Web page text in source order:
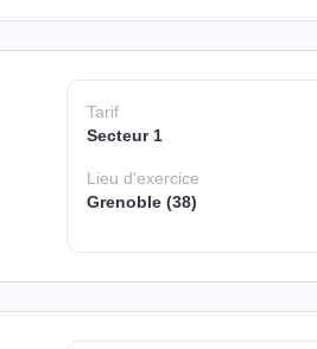
Tarif
Secteur 1
Lieud'exercice
Grenoble (38)